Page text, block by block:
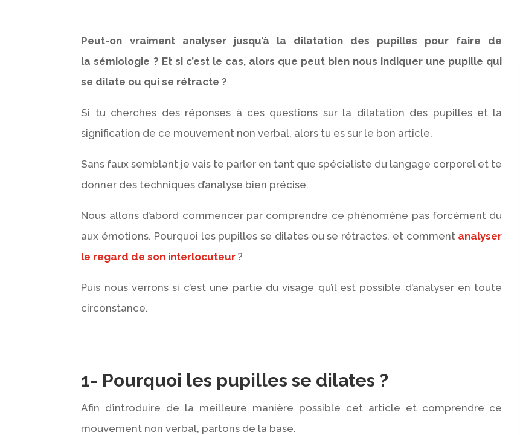
Peut-on vraiment analyser jusqu’à la dilatation des pupilles pour faire de
la sémiologie ? Et si c’est le cas, alors que peut bien nous indiquer une pupille qui
se dilate ou qui se rétracte ?
Si tu cherches des réponses à ces questions sur la dilatation des pupilles et la
signification de ce mouvement non verbal, alors tu es sur le bon article.
Sans faux semblant je vais te parler en tant que spécialiste du langage corporel et te
donner des techniques d’analyse bien précise.
Nous allons d’abord commencer par comprendre ce phénomène pas forcément du
aux émotions. Pourquoi les pupilles se dilates ou se rétractes, et comment analyser
le regard de son interlocuteur ?
Puis nous verrons si c’est une partie du visage qu’il est possible d’analyser en toute
circonstance.
1- Pourquoi les pupilles se dilates ?
Afin d’introduire de la meilleure manière possible cet article et comprendre ce
mouvement non verbal, partons de la base.